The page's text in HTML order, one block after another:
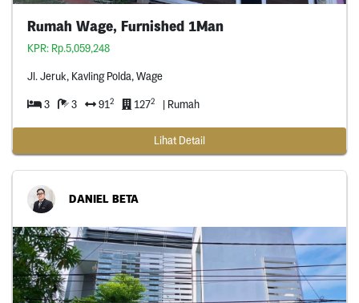
Rumah Wage, Furnished 1Man
KPR: Rp.5,059,248
Jl. Jeruk, Kavling Polda, Wage
3 3 912 1272 | Rumah
Lihat Detail
DANIEL BETA